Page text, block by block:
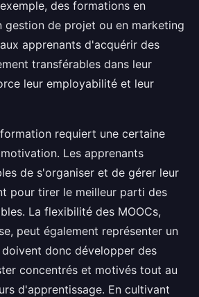
des formations en
gestion de projet ou en marketing
apprenants d'acquérir des
transférables dans leur
leur employabilité et leur
requiert une certaine
Les apprenants
de s'organiser et de gérer leur
pour tirer le meilleur parti des
La flexibilité des MOOCs,
peut également représenter un
donc développer des
concentrés et motivés tout au
d'apprentissage. En cultivant